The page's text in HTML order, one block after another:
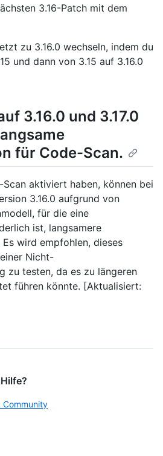
3.16-Patch mit dem
zu 3.16.0 wechseln, indem du
und dann von 3.15 auf 3.16.0
3.16.0 und 3.17.0
für Code-Scan.
Scan aktiviert haben, können bei
3.16.0 aufgrund von
für die eine
ist, langsamere
wird empfohlen, dieses
Nicht-
zu testen, da es zu längeren
führen könnte. [Aktualisiert:
Community